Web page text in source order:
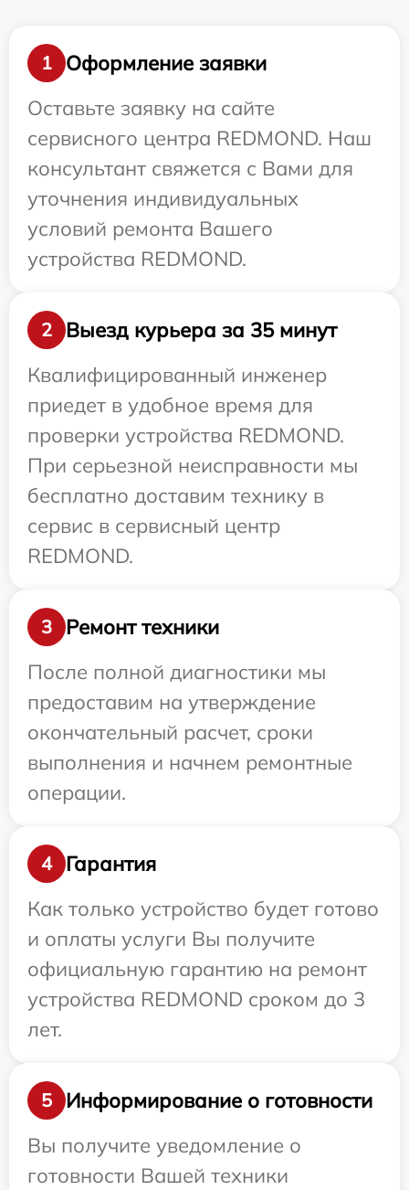
1
Оформление заявки
Оставьте заявку на сайте
сервисного центра REDMOND. Наш
консультант свяжется с Вами для
уточнения индивидуальных
условий ремонта Вашего
устройства REDMOND.
2
Выезд курьера за 35 минут
Квалифицированный инженер
приедет в удобное время для
проверки устройства REDMOND.
При серьезной неисправности мы
бесплатно доставим технику в
сервис в сервисный центр
REDMOND.
3
Ремонт техники
После полной диагностики мы
предоставим на утверждение
окончательный расчет, сроки
выполнения и начнем ремонтные
операции.
4
Гарантия
Как только устройство будет готово
и оплаты услуги Вы получите
официальную гарантию на ремонт
устройства REDMOND сроком до 3
лет.
5
Информирование о готовности
Вы получите уведомление о
готовности Вашей техники